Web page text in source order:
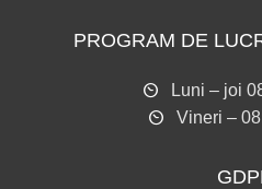
PROGRAM DE
Luni – joi
Vineri –